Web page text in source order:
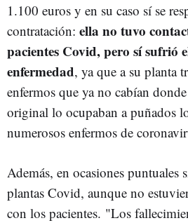
1.100 euros y en su caso sí se
contratación: ella no tuvo
pacientes Covid, pero sí sufrió
enfermedad, ya que a su planta
enfermos que ya no cabían
original lo ocupaban a puñados
numerosos enfermos de
Además, en ocasiones puntuales
plantas Covid, aunque no
con los pacientes. "Los